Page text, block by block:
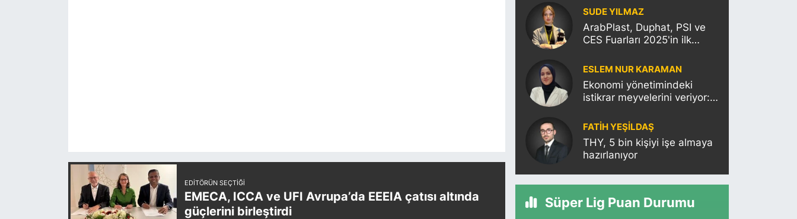
EDITÖRÜN SEÇTIĞI
EMECA, ICCA ve UFI Avrupa’da EEEIA çatısı altında
güçlerini birleştirdi
Etkisi
SUDE YILMAZ
ArabPlast, Duphat, PSI ve
CES Fuarları 2025'in ilk
vuracak
ESLEM NUR KARAMAN
Ekonomi yönetimindeki
istikrar meyvelerini veriyor:
notunu yükseltti!
FATIH YEŞİLDAŞ
THY, 5 bin kişiyi işe almaya
hazırlanıyor
Süper Lig Puan Durumu